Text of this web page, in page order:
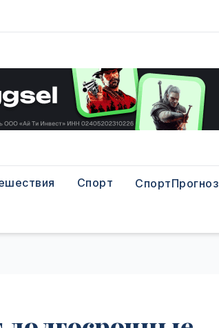
Спорт СпортПрогноз